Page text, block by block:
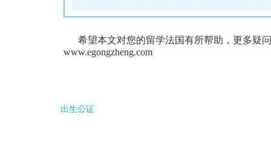
希望本文对您的留学法国有所帮助，更多疑
www.egongzheng.com
出生公证